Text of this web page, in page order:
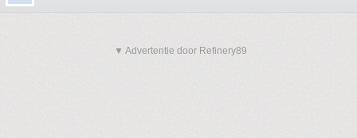
▼ Advertentie door Refinery89